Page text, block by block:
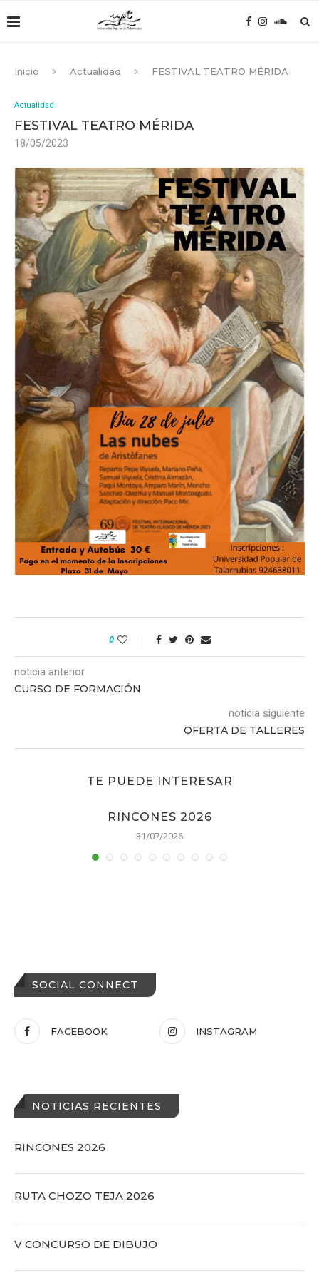
Inicio Actualidad FESTIVAL TEATRO MÉRIDA
Actualidad
FESTIVAL TEATRO MÉRIDA
18/05/2023
0
noticia anterior
CURSO DE FORMACIÓN
noticia siguiente
OFERTA DE TALLERES
TE PUEDE INTERESAR
RINCONES 2026
31/07/2026
SOCIAL CONNECT
FACEBOOK INSTAGRAM
NOTICIAS RECIENTES
RINCONES 2026
RUTA CHOZO TEJA 2026
V CONCURSO DE DIBUJO